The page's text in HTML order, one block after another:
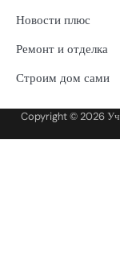
Новости плюс
Ремонт и отделка
Строим дом сами
Copyright © 2026